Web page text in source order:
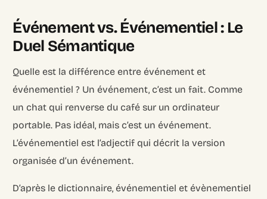
Événement vs. Événementiel : Le
Duel Sémantique
Quelle est la différence entre événement et
événementiel ? Un événement, c’est un fait. Comme
un chat qui renverse du café sur un ordinateur
portable. Pas idéal, mais c’est un événement.
L’événementiel est l’adjectif qui décrit la version
organisée d’un événement.
D’après le dictionnaire, événementiel et évènementiel